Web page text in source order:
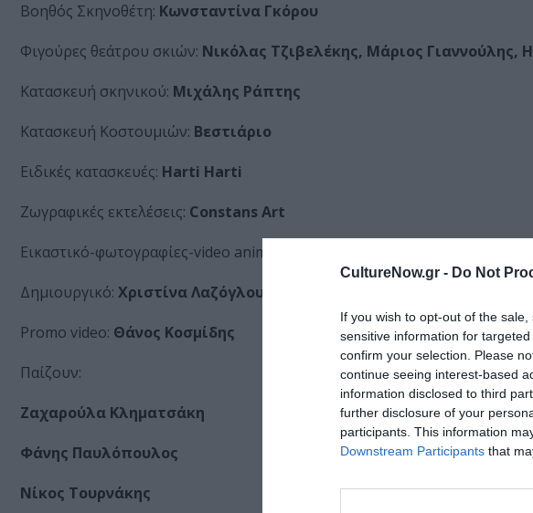
CultureNow.gr - Do Not
If you wish to opt-out of the
sensitive information for
confirm your selection. Please
continue seeing interest-based
information disclosed to third
further disclosure of your
participants. This information
Downstream Participants that
Βοηθός Σκηνοθέτη: Κωνσταντίνα Γκόρου
Φιγούρες θεάτρου σκιών: Νικόλας Τζιβελέκης, Μάριος Γιαννούλης,
Κατασκευή σκηνικού: Μιχάλης Ράπτης
Κατασκευή Κοστουμιών: Βεστιάριο
Ειδικές κατασκευές: Harti Harti
Ζωγραφικές εκτελέσεις: Constans Art
Εικαστικό-φωτογραφίες-video animation:
Δημιουργικό: Χριστίνα Λαζόγλου
Promo video: Θάνος Κοσμίδης
Παίζουν:
Ζαχαρούλα Κληματσάκη
Φάνης Παυλόπουλος
Νίκος Τουρνάκης